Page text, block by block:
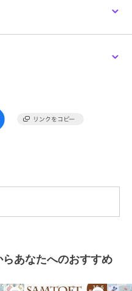
ドストッパーでキュッと絞れば
にも】紐を使ってカバンや車の
ク】汚れが気になったら、水で
ダーレスデザイン】使う人やシ
の日本製でギフトにもおすす
ライクリーニング 可乾燥機 不
あなたへのおすすめ